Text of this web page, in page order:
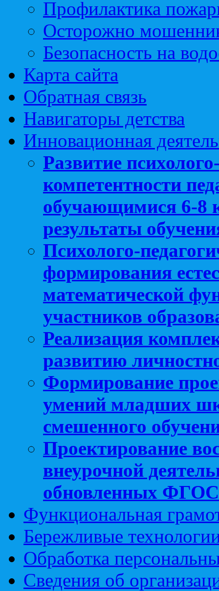
Профилактика
Осторожно
Безопасность на
Карта сайта
Обратная связь
Навигаторы детства
Инновационная
Развитие
компетентности
обучающимися 6-8
результаты
Психолого-
формирования
математической
участников
Реализация
развитию
Формирование
умений младших
смешенного
Проектирование
внеурочной
обновленных
Функциональная
Бережливые
Обработка
Сведения об